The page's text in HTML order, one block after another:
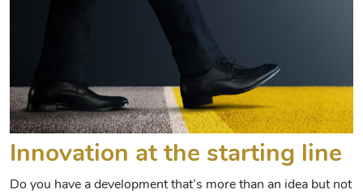
Innovation at the starting line
Do you have a development that’s more than an idea but not